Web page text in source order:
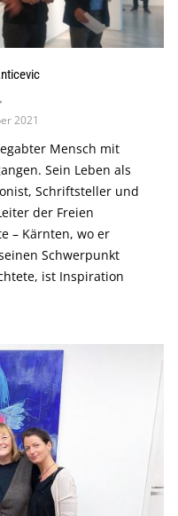
2021
Mensch mit
Sein Leben als
Schriftsteller und
der Freien
– Kärnten, wo er
Schwerpunkt
ist Inspiration